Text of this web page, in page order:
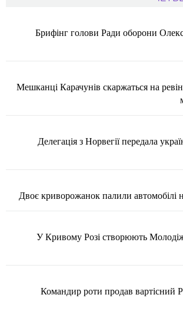
Брифінг голови Ради оборони
Мешканці Карачунів скаржаться на
Делегація з Норвегії передала
Двоє криворожанок палили автомобілі
У Кривому Розі створюють
Командир роти продав вартісний